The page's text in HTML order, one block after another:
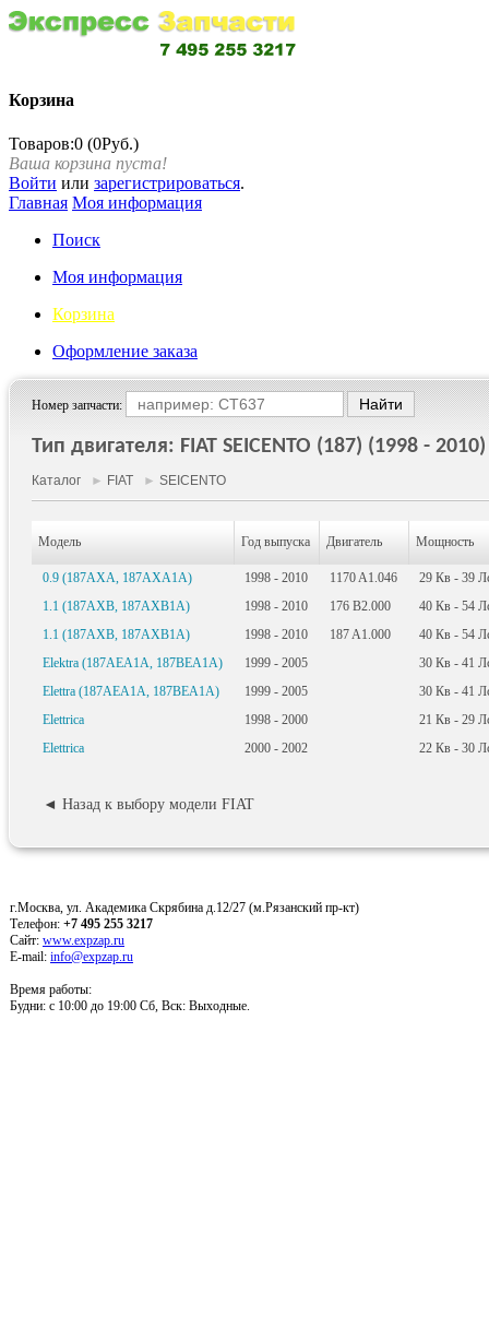
Корзина
Товаров:0 (0Руб.)
Ваша корзина пуста!
Войти или зарегистрироваться.
Главная Моя информация
Поиск
Моя информация
Корзина
Оформление заказа
Номер запчасти:
Тип двигателя: FIAT SEICENTO (187) (1998 - 2010)
Каталог ► FIAT ► SEICENTO
Модель Год выпуска Двигатель Мощность
0.9 (187AXA, 187AXA1A) 1998 - 2010 1170 A1.046 29 Кв - 39
1.1 (187AXB, 187AXB1A)
1998 - 2010 176 B2.000 40 Кв - 54
1.1 (187AXB, 187AXB1A)
1998 - 2010 187 A1.000 40 Кв - 54
Elektra (187AEA1A, 187BEA1A)
1999 - 2005 30 Кв - 41
Elettra (187AEA1A, 187BEA1A)
1999 - 2005 30 Кв - 41
Elettrica
1998 - 2000 21 Кв - 29
Elettrica
2000 - 2002 22 Кв - 30
◄ Назад к выбору модели FIAT
г.Москва, ул. Академика Скрябина д.12/27 (м.Рязанский пр-кт)
Телефон: +7 495 255 3217
Сайт: www.expzap.ru
E-mail: info@expzap.ru
Время работы:
Будни: c 10:00 до 19:00 Сб, Вск: Выходные.